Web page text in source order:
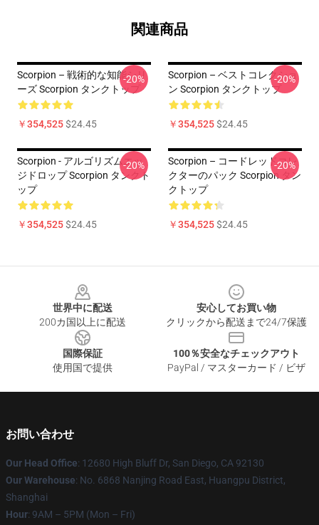
関連商品
Scorpion – 戦術的な知能シリ
ーズ Scorpion タンクトップ
￥354,525$24.45
-20%
Scorpion – ベストコレクショ
ン Scorpion タンクトップ
￥354,525$24.45
-20%
Scorpion - アルゴリズムエッ
ジドロップ Scorpion タンクト
ップ
￥354,525$24.45
-20%
Scorpion – コードレッドコレ
クターのパック Scorpion タン
クトップ
￥354,525$24.45
-20%
世界中に配送
200カ国以上に配送
安心してお買い物
クリックから配送まで24/7保護
国際保証
使用国で提供
100％安全なチェックアウト
PayPal / マスターカード / ビザ
お問い合わせ
Our Head Office: 12680 High Bluff Dr, San Diego, CA 92130
Our Warehouse: No. 6868 Nanjing Road East, Huangpu District,
Shanghai
Hour: 9AM – 5PM (Mon – Fri)